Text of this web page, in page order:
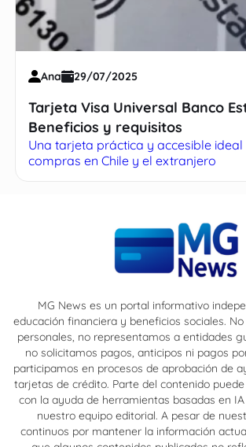
Ana 29/07/2025
Tarjeta Visa Universal Banco
Beneficios y requisitos
Una tarjeta práctica y accesible
compras en Chile y el extranjero
MG News es un portal informativo
educación financiera y beneficios sociales.
personales, no representamos a entidades
no solicitamos pagos, anticipos ni pagos
participamos en procesos de aprobación de
tarjetas de crédito. Parte del contenido
con la ayuda de herramientas basadas en
nuestro equipo editorial. A pesar de
continuos por mantener la información